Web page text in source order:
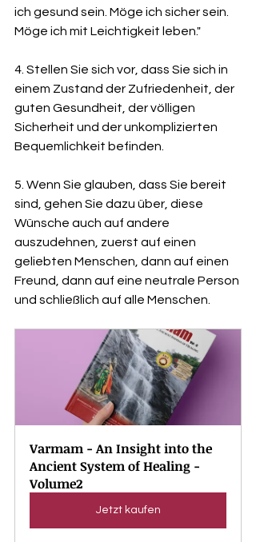
ich gesund sein. Möge ich sicher sein.
Möge ich mit Leichtigkeit leben."
4. Stellen Sie sich vor, dass Sie sich in
einem Zustand der Zufriedenheit, der
guten Gesundheit, der völligen
Sicherheit und der unkomplizierten
Bequemlichkeit befinden.
5. Wenn Sie glauben, dass Sie bereit
sind, gehen Sie dazu über, diese
Wünsche auch auf andere
auszudehnen, zuerst auf einen
geliebten Menschen, dann auf einen
Freund, dann auf eine neutrale Person
und schließlich auf alle Menschen.
Varmam - An Insight into the
Ancient System of Healing -
Volume2
Jetzt kaufen